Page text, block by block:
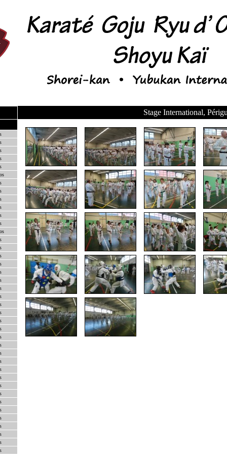
Stage International,